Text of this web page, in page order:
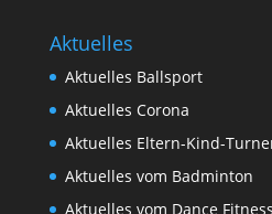
Aktuelles
Aktuelles Ballsport
Aktuelles Corona
Aktuelles Eltern-Kind-
Aktuelles vom Badminton
Aktuelles vom Dance Fitness